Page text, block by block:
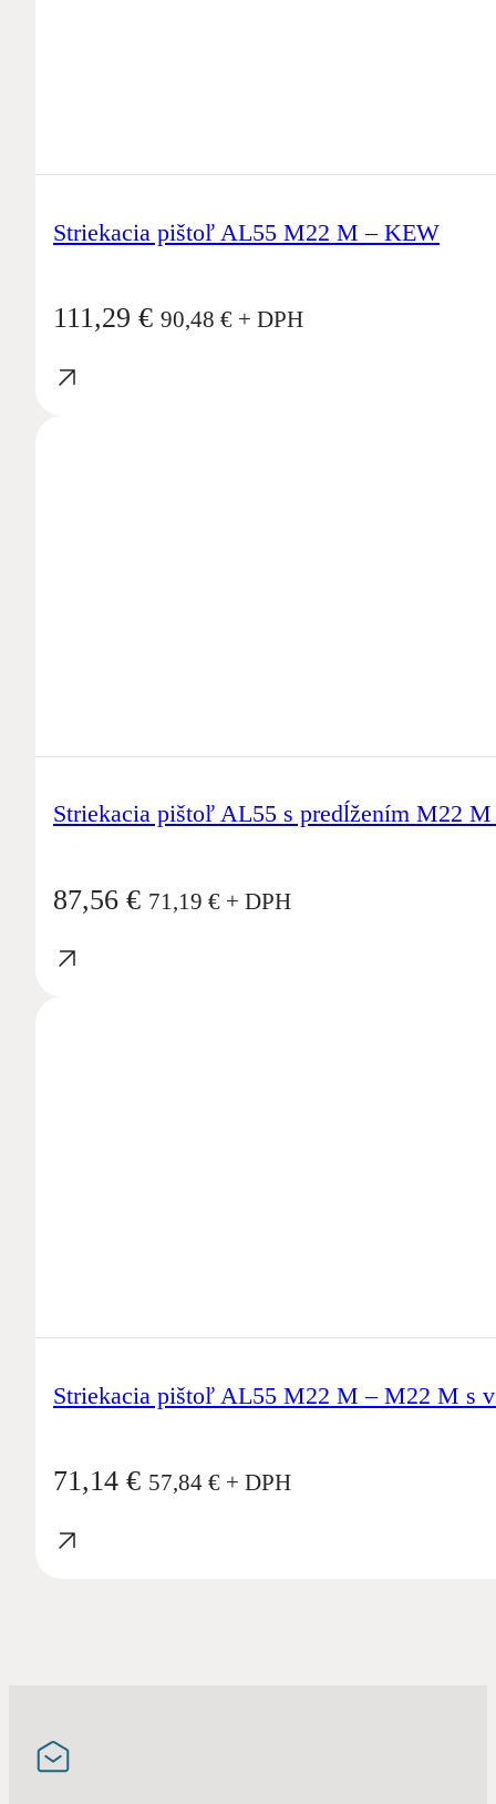
Striekacia pištoľ AL55 M22 M – KEW
111,29 € 90,48 € + DPH
Striekacia pištoľ AL55 s predĺžením M22
87,56 € 71,19 € + DPH
Striekacia pištoľ AL55 M22 M – M22 M s
71,14 € 57,84 € + DPH